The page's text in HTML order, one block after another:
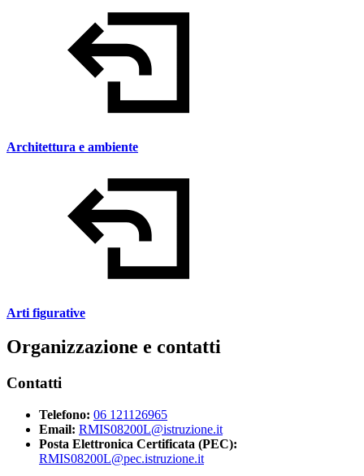
Architettura e ambiente
Arti figurative
Organizzazione e contatti
Contatti
Telefono: 06 121126965
Email: RMIS08200L@istruzione.it
Posta Elettronica Certificata (PEC):
RMIS08200L@pec.istruzione.it